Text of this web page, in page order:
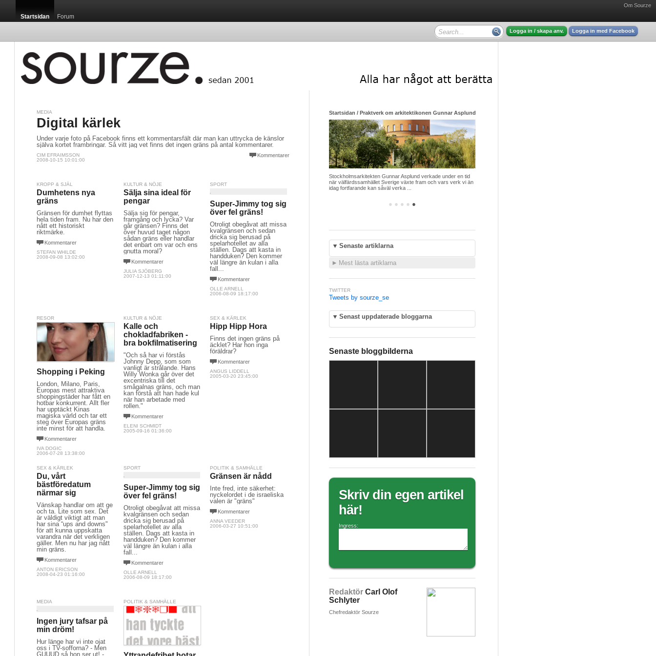
Om Sourze
Startsidan Forum
Logga in / skapa anv. Logga in med Facebook
MEDIA
Digital kärlek
Under varje foto på Facebook finns ett kommentarsfält där man kan uttrycka de känslor
själva kortet frambringar. Så vitt jag vet finns det ingen gräns på antal kommentarer.
Kommentarer
CIM EFRAIMSSON
2008-10-15 10:01:00
KROPP & SJÄL
Dumhetens nya
gräns
Gränsen för dumhet flyttas
hela tiden fram. Nu har den
nått ett historiskt
riktmärke.
Kommentarer
STEFAN WHILDE
2008-09-08 13:02:00
KULTUR & NÖJE
Sälja sina ideal för
pengar
Sälja sig för pengar,
framgång och lycka? Var
går gränsen? Finns det
över huvud taget någon
sådan gräns eller handlar
det enbart om var och ens
gnutta moral?
Kommentarer
JULIA SJÖBERG
2007-12-13 01:11:00
SPORT
Super-Jimmy tog sig
över fel gräns!
Otroligt obegåvat att missa
kvalgränsen och sedan
dricka sig berusad på
spelarhotellet av alla
ställen. Dags att kasta in
handduken? Den kommer
väl längre än kulan i alla
fall...
Kommentarer
OLLE ARNELL
2006-08-09 18:17:00
RESOR
Shopping i Peking
London, Milano, Paris,
Europas mest attraktiva
shoppingstäder har fått en
hotbar konkurrent. Allt fler
har upptäckt Kinas
magiska värld och tar ett
steg över Europas gräns
inte minst för att handla.
Kommentarer
IVA DOGIC
2006-07-28 13:38:00
KULTUR & NÖJE
Kalle och
chokladfabriken -
bra bokfilmatisering
"Och så har vi förstås
Johnny Depp, som som
vanligt är strålande. Hans
Willy Wonka går över det
excentriska till det
smågalnas gräns, och man
kan förstå att han hade kul
när han arbetade med
rollen."
Kommentarer
ELENI SCHMIDT
2005-09-16 01:36:00
SEX & KÄRLEK
Hipp Hipp Hora
Finns det ingen gräns på
äcklet? Har hon inga
föräldrar?
Kommentarer
ANGUS LIDDELL
2005-03-20 23:45:00
SEX & KÄRLEK
Du, vårt
bästföredatum
närmar sig
Vänskap handlar om att ge
och ta. Lite som sex. Det
är väldigt viktigt att man
har sina “ups and downs"
för att kunna uppskatta
varandra när det verkligen
gäller. Men nu har jag nått
min gräns.
Kommentarer
ANTON ERICSON
2008-04-23 01:16:00
SPORT
Super-Jimmy tog sig
över fel gräns!
Otroligt obegåvat att missa
kvalgränsen och sedan
dricka sig berusad på
spelarhotellet av alla
ställen. Dags att kasta in
handduken? Den kommer
väl längre än kulan i alla
fall...
Kommentarer
OLLE ARNELL
2006-08-09 18:17:00
POLITIK & SAMHÄLLE
Gränsen är nådd
Inte fred, inte säkerhet:
nyckelordet i de israeliska
valen är "gräns"
Kommentarer
ANNA VEEDER
2006-03-27 10:51:00
MEDIA
Ingen jury tafsar på
min dröm!
Hur länge har vi inte ojat
oss i TV-sofforna? - Men
GUUUD så hon ser ut! -
POLITIK & SAMHÄLLE
● ● ● ● ●
Startsidan / Praktverk om arkitektikonen Gunnar Asplund - mycket intressant läsning
Stockholmsarkitekten Gunnar Asplund verkade under en tid
när välfärdssamhället Sverige växte fram och vars verk vi än
idag fortfarande kan såväl verka ...
▼ Senaste artiklarna
► Mest lästa artiklarna
TWITTER
Tweets by sourze_se
▼ Senast uppdaterade bloggarna
Senaste bloggbilderna
Skriv din egen artikel
här!
Ingress:
Redaktör Carl Olof
Schlyter
Chefredaktör Sourze